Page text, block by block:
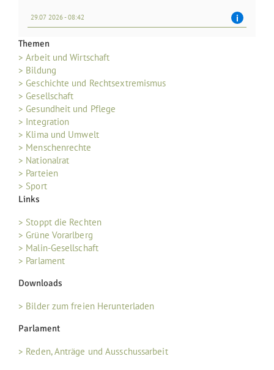
29.07 2026 - 08:42
Themen
> Arbeit und Wirtschaft
> Bildung
> Geschichte und Rechtsextremismus
> Gesellschaft
> Gesundheit und Pflege
> Integration
> Klima und Umwelt
> Menschenrechte
> Nationalrat
> Parteien
> Sport
Links
> Stoppt die Rechten
> Grüne Vorarlberg
> Malin-Gesellschaft
> Parlament
Downloads
> Bilder zum freien Herunterladen
Parlament
> Reden, Anträge und Ausschussarbeit